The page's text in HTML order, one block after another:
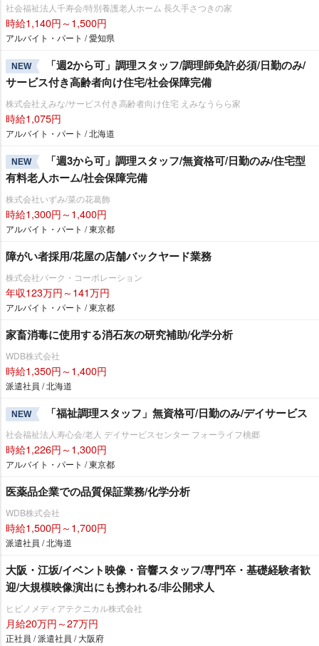
社会福祉法人千寿会/特別養護老人ホーム 長久手さつきの家
時給1,140円～1,500円
アルバイト・パート / 愛知県
NEW
「週2から可」調理スタッフ/調理師免許必須/日勤のみ/
サービス付き高齢者向け住宅/社会保障完備
株式会社えみな/サービス付き高齢者向け住宅 えみなうらら家
時給1,075円
アルバイト・パート / 北海道
NEW
「週3から可」調理スタッフ/無資格可/日勤のみ/住宅型
有料老人ホーム/社会保障完備
株式会社いずみ/菜の花葛飾
時給1,300円～1,400円
アルバイト・パート / 東京都
障がい者採用/花屋の店舗バックヤード業務
株式会社パーク・コーポレーション
年収123万円～141万円
アルバイト・パート / 東京都
家畜消毒に使用する消石灰の研究補助/化学分析
WDB株式会社
時給1,350円～1,400円
派遣社員 / 北海道
NEW 「福祉調理スタッフ」無資格可/日勤のみ/デイサービス
社会福祉法人寿心会/老人 デイサービスセンター フォーライフ桃郷
時給1,226円～1,300円
アルバイト・パート / 東京都
医薬品企業での品質保証業務/化学分析
WDB株式会社
時給1,500円～1,700円
派遣社員 / 北海道
大阪・江坂/イベント映像・音響スタッフ/専門卒・基礎経験者歓
迎/大規模映像演出にも携われる/非公開求人
ヒビノメディアテクニカル株式会社
月給20万円～27万円
正社員 / 派遣社員 / 大阪府